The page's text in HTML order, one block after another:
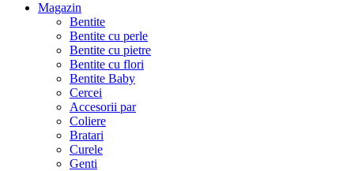
Magazin
Bentite
Bentite cu perle
Bentite cu pietre
Bentite cu flori
Bentite Baby
Cercei
Accesorii par
Coliere
Bratari
Curele
Genti